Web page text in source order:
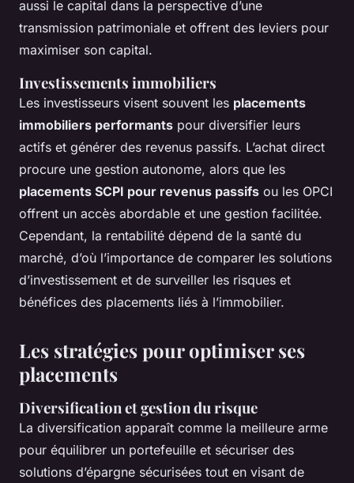
aussi le capital dans la perspective d’une
transmission patrimoniale et offrent des leviers pour
maximiser son capital.
Investissements immobiliers
Les investisseurs visent souvent les placements
immobiliers performants pour diversifier leurs
actifs et générer des revenus passifs. L’achat direct
procure une gestion autonome, alors que les
placements SCPI pour revenus passifs ou les OPCI
offrent un accès abordable et une gestion facilitée.
Cependant, la rentabilité dépend de la santé du
marché, d’où l’importance de comparer les solutions
d’investissement et de surveiller les risques et
bénéfices des placements liés à l’immobilier.
Les stratégies pour optimiser ses
placements
Diversification et gestion du risque
La diversification apparaît comme la meilleure arme
pour équilibrer un portefeuille et sécuriser des
solutions d’épargne sécurisées tout en visant de